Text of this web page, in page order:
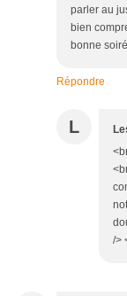
parler au
bien
bonne
Répondre
L
/>